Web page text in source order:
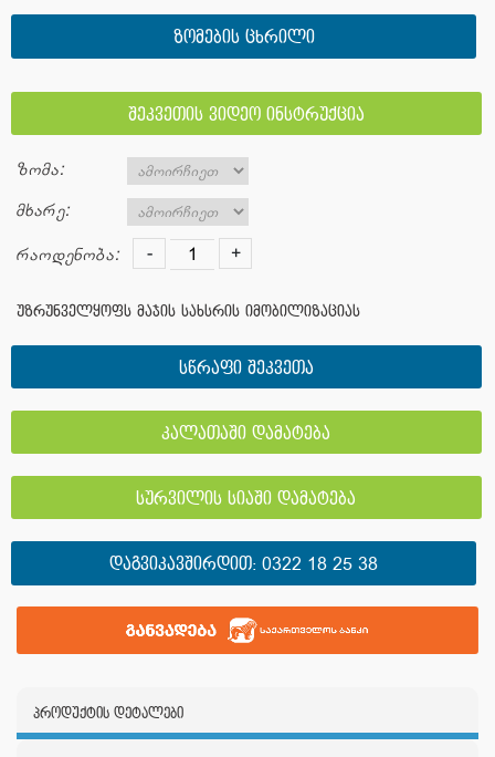
ᲖᲝᲛᲔᲑᲘᲡ ᲪᲮᲠᲘᲚᲘ
შეკვეთის ვიდეო ინსტრუქცია
ზომა:
მხარე:
რაოდენობა: - +
უზრუნველყოფს მაჯის სახსრის იმობილიზაციას
სწრაფი შეკვეთა
კალათაში დამატება
სურვილის სიაში დამატება
ᲓᲐᲒᲕᲘᲙᲐᲕᲨᲘᲠᲓᲘᲗ:0322 18 25 38
პროდუქტის დეტალები